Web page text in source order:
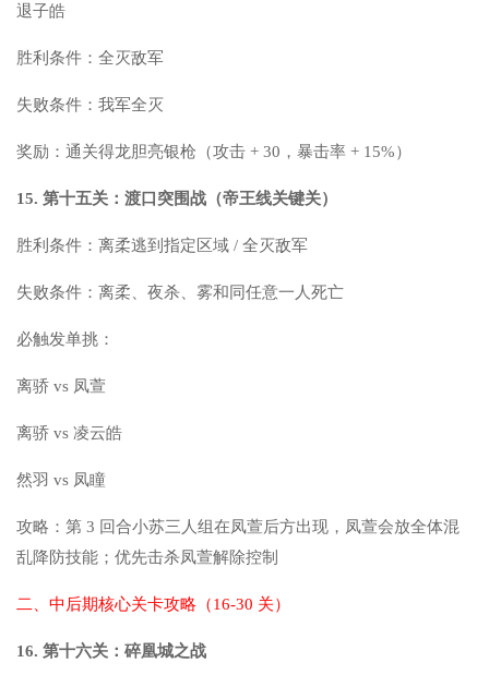
退子皓
胜利条件：全灭敌军
失败条件：我军全灭
奖励：通关得龙胆亮银枪（攻击 + 30，暴击率 + 15%）
15. 第十五关：渡口突围战（帝王线关键关）
胜利条件：离柔逃到指定区域 / 全灭敌军
失败条件：离柔、夜杀、雾和同任意一人死亡
必触发单挑：
离骄 vs 凤萱
离骄 vs 凌云皓
然羽 vs 凤瞳
攻略：第 3 回合小苏三人组在凤萱后方出现，凤萱会放全体混
乱降防技能；优先击杀凤萱解除控制
二、中后期核心关卡攻略（16-30 关）
16. 第十六关：碎凰城之战